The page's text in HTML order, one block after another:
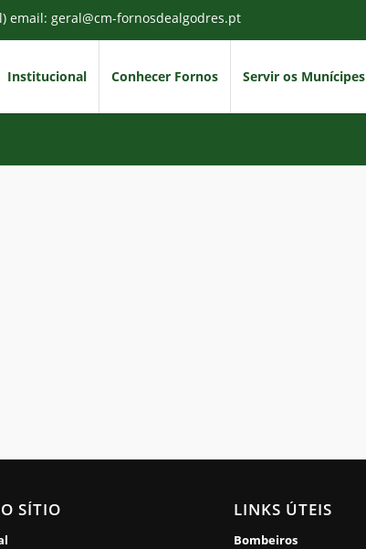
email: geral@cm-fornosdealgodres.pt
Institucional Conhecer Fornos Servir os Munícipes
SÍTIO LINKS ÚTEIS
Bombeiros